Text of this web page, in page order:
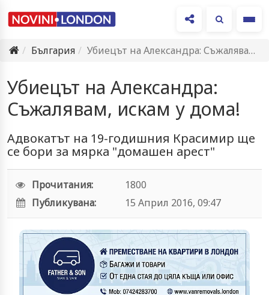
България
Убиецът на Александра: Съжалявам, искам у дома!
Убиецът на Александра:
Съжалявам, искам у дома!
Адвокатът на 19-годишния Красимир ще
се бори за мярка "домашен арест"
Прочитания:
1800
Публикувана:
15 Април 2016, 09:47